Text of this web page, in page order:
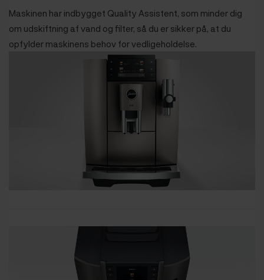
Maskinen har indbygget Quality Assistent, som minder dig
om udskiftning af vand og filter, så du er sikker på, at du
opfylder maskinens behov for vedligeholdelse.